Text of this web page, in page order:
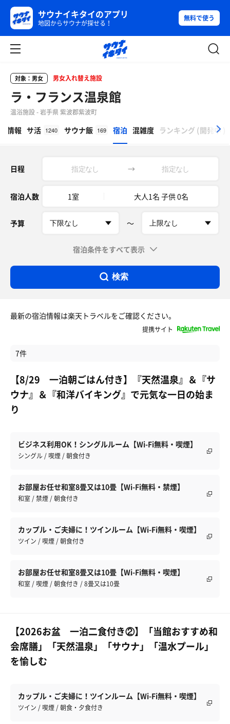
サウナイキタイのアプリ
地図からサウナが探せる！
無料で使う
対象：男女 男女入れ替え施設
ラ・フランス温泉館
温浴施設 - 岩手県 紫波郡紫波町
情報 サ活 1240 サウナ飯 169 宿泊 混雑度 ランキング (開発中
日程 →
宿泊人数 1室 大人1名 子供 0名
予算 〜
宿泊条件をすべて表示
検索
最新の宿泊情報は楽天トラベルをご確認ください。
提携サイト
7件
【8/29 一泊朝ごはん付き】『天然温泉』＆『サ
ウナ』＆『和洋バイキング』で元気な一日の始ま
り
ビジネス利用OK！シングルルーム【Wi-Fi無料・喫煙】
シングル / 喫煙 / 朝食付き
お部屋お任せ和室8畳又は10畳【Wi-Fi無料・禁煙】
和室 / 禁煙 / 朝食付き
カップル・ご夫婦に！ツインルーム【Wi-Fi無料・喫煙】
ツイン / 喫煙 / 朝食付き
お部屋お任せ和室8畳又は10畳【Wi-Fi無料・喫煙】
和室 / 喫煙 / 朝食付き / 8畳又は10畳
【2026お盆 一泊二食付き②】「当館おすすめ和
会席膳」「天然温泉」「サウナ」「温水プール」
を愉しむ
カップル・ご夫婦に！ツインルーム【Wi-Fi無料・喫煙】
ツイン / 喫煙 / 朝食・夕食付き